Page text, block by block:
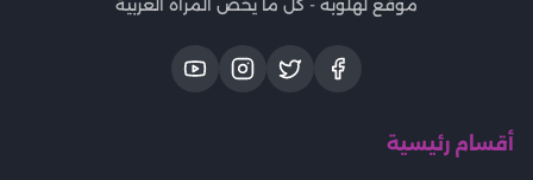
موقع لهلوبه - كل ما يخص المرأة العربية
أقسام رئيسية